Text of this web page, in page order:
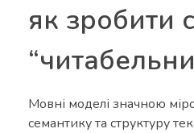
як зробити
Мовні моделі значною
семантику та структуру